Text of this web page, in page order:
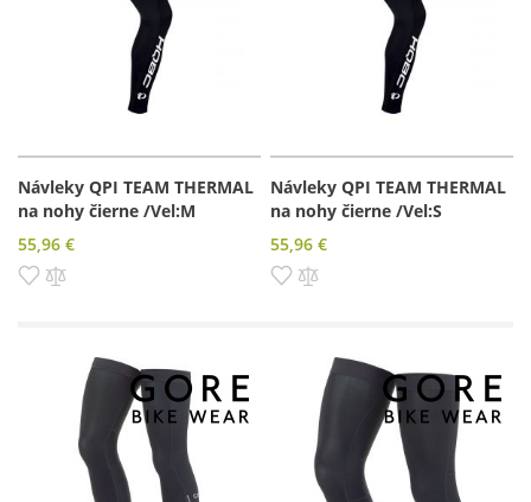
Návleky QPI TEAM THERMAL
na nohy čierne /Vel:M
55,96 €
Pridať do zoznamu prianí
Návleky QPI TEAM THERMAL
na nohy čierne /Vel:S
55,96 €
Pridať do zoznamu prianí